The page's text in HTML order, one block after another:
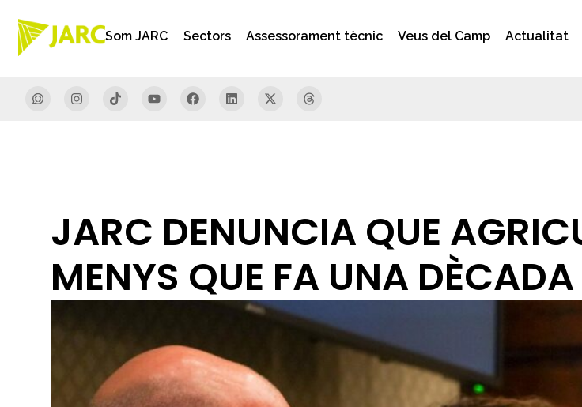
Som JARC Sectors Assessorament tècnic Veus del Camp Actualitat
JARC DENUNCIA QUE
MENYS QUE FA UNA DÈCADA